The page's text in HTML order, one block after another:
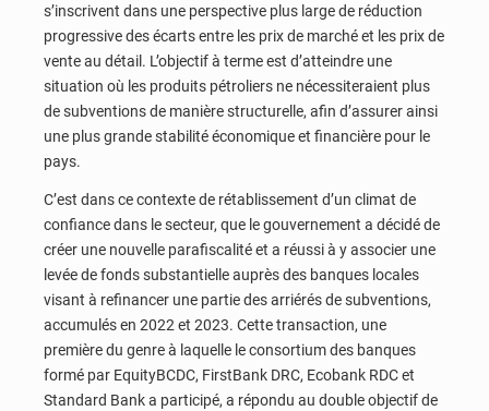
s’inscrivent dans une perspective plus large de réduction
progressive des écarts entre les prix de marché et les prix de
vente au détail. L’objectif à terme est d’atteindre une
situation où les produits pétroliers ne nécessiteraient plus
de subventions de manière structurelle, afin d’assurer ainsi
une plus grande stabilité économique et financière pour le
pays.
C’est dans ce contexte de rétablissement d’un climat de
confiance dans le secteur, que le gouvernement a décidé de
créer une nouvelle parafiscalité et a réussi à y associer une
levée de fonds substantielle auprès des banques locales
visant à refinancer une partie des arriérés de subventions,
accumulés en 2022 et 2023. Cette transaction, une
première du genre à laquelle le consortium des banques
formé par EquityBCDC, FirstBank DRC, Ecobank RDC et
Standard Bank a participé, a répondu au double objectif de